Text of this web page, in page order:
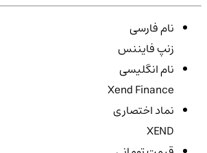
نام فارسی
زنپ فایننس
نام انگلیسی
Xend Finance
نماد اختصاری
XEND